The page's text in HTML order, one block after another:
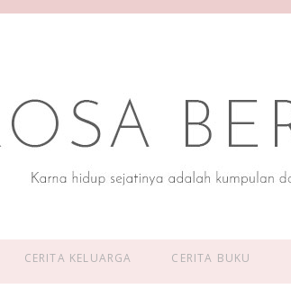
CERITA KELUARGA CERITA BUKU